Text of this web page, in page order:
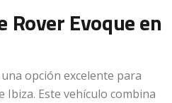
Rover Evoque en
opción excelente para
Este vehículo combina